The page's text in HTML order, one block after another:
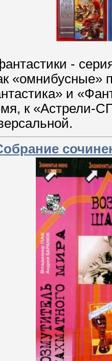
-
«омнибусные»
и
к «Астрели-